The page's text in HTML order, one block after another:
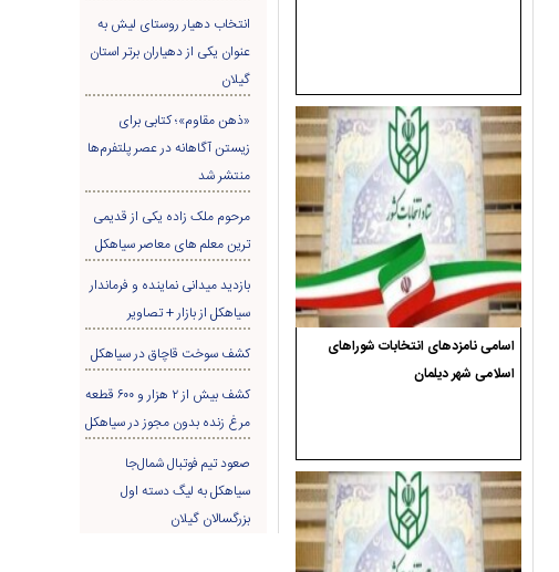
اسامی نامزدهای انتخابات شوراهای
اسلامی شهر دیلمان
انتخاب دهیار روستای لیش به
عنوان یکی از دهیاران برتر استان
گیلان
«ذهن مقاوم»؛ کتابی برای
زیستن آگاهانه در عصر پلتفرم‌ها
منتشر شد
مرحوم ملک زاده یکی از قدیمی
ترین معلم های معاصر سیاهکل
بازدید میدانی نماینده و فرماندار
سیاهکل از بازار + تصاویر
کشف سوخت قاچاق در سياهکل
کشف بیش از ۲ هزار و ۶۰۰ قطعه
مرغ زنده بدون مجوز در سیاهکل
صعود تیم فوتبال شمال‌جا‌
سیاهکل به لیگ دسته اول
بزرگسالان گیلان